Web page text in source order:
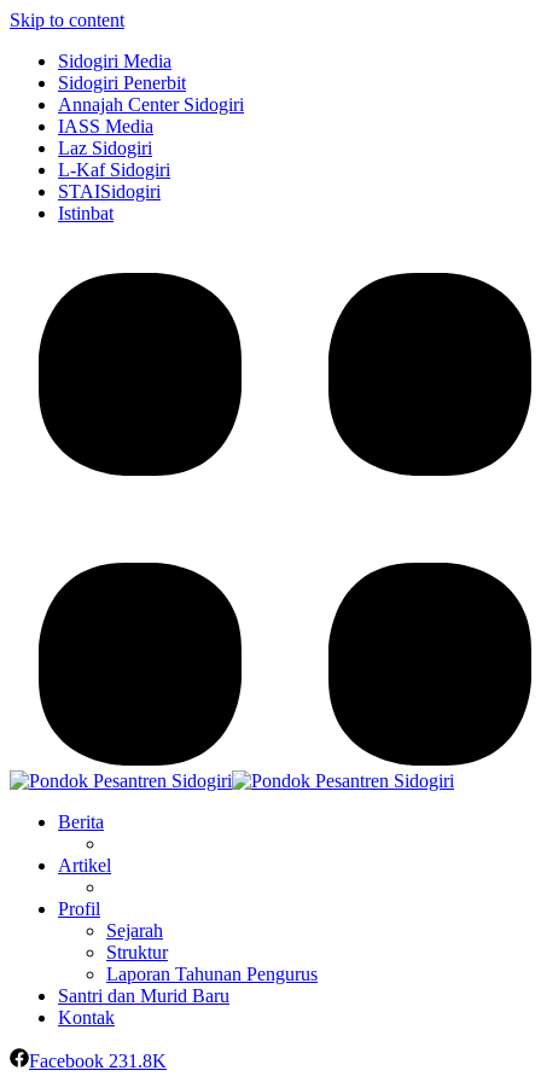
Skip to content
Sidogiri Media
Sidogiri Penerbit
Annajah Center Sidogiri
IASS Media
Laz Sidogiri
L-Kaf Sidogiri
STAISidogiri
Istinbat
Berita
Artikel
Profil
Sejarah
Struktur
Laporan Tahunan Pengurus
Santri dan Murid Baru
Kontak
Facebook 231.8K